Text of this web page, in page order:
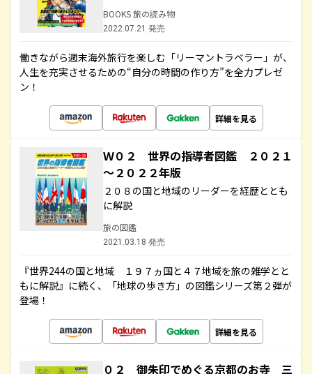
BOOKS 旅の読み物
2022.07.21 発売
働きながら週末海外旅行を楽しむ「リーマントラベラー」が、
人生を充実させるための“自分の時間の作り方”を全力プレゼ
ン！
詳細を見る
Ｗ０２ 世界の指導者図鑑 ２０２１
～２０２２年版
２０８の国と地域のリーダーを経歴ととも
に解説
旅の図鑑
2021.03.18 発売
『世界244の国と地域 １９７ヵ国と４７地域を旅の雑学とと
もに解説』に続く、「地球の歩き方」の図鑑シリーズ第２弾が
登場！
詳細を見る
０２ 御朱印でめぐる京都のお寺 三